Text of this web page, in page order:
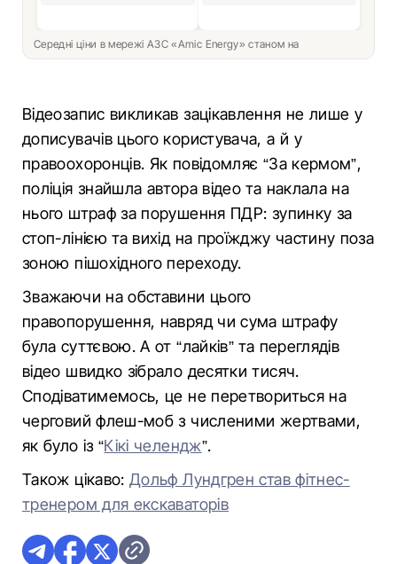
Середні ціни в мережі АЗС «Amic Energy» станом на
Відеозапис викликав зацікавлення не лише у
дописувачів цього користувача, а й у
правоохоронців. Як повідомляє “За кермом”,
поліція знайшла автора відео та наклала на
нього штраф за порушення ПДР: зупинку за
стоп-лінією та вихід на проїжджу частину поза
зоною пішохідного переходу.
Зважаючи на обставини цього
правопорушення, навряд чи сума штрафу
була суттєвою. А от “лайків” та переглядів
відео швидко зібрало десятки тисяч.
Сподіватимемось, це не перетвориться на
черговий флеш-моб з численими жертвами,
як було із “Кікі челендж”.
Також цікаво:Дольф Лундгрен став фітнес-
тренером для екскаваторів